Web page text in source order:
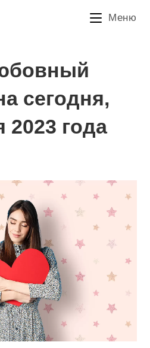
Меню
сегодня,
2023 года